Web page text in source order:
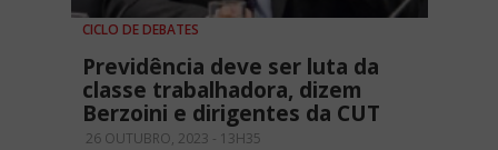
CICLO DE DEBATES
Previdência deve ser luta da
classe trabalhadora, dizem
Berzoini e dirigentes da CUT
26 OUTUBRO, 2023 - 13H35